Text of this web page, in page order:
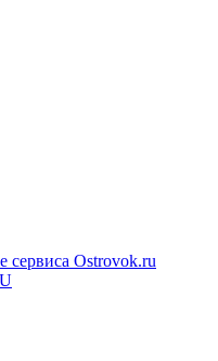
сервиса Ostrovok.ru